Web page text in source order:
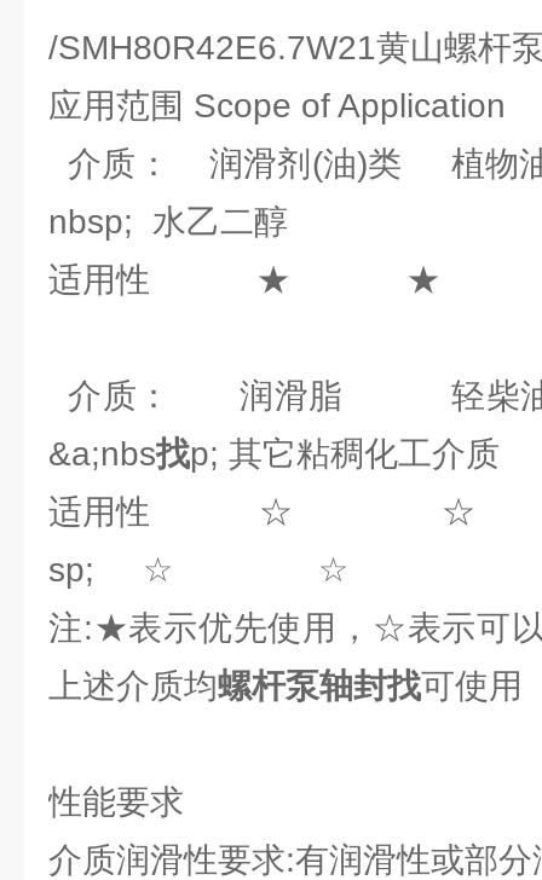
/SMH80R42E6.7W21黄山螺杆
应用范围 Scope of Application
介质： 润滑剂(油)类
nbsp; 水乙二醇
适用性 ★
介质： 润滑脂 轻柴
&a;nbs找p; 其它粘稠化工介质
适用性 ☆ ☆
sp; ☆ ☆
注:★表示优先使用，☆表示可
上述介质均螺杆泵轴封找可使用
性能要求
介质润滑性要求:有润滑性或部